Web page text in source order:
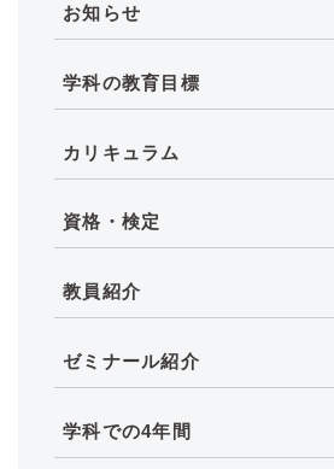
お知らせ
学科の教育目標
カリキュラム
資格・検定
教員紹介
ゼミナール紹介
学科での4年間